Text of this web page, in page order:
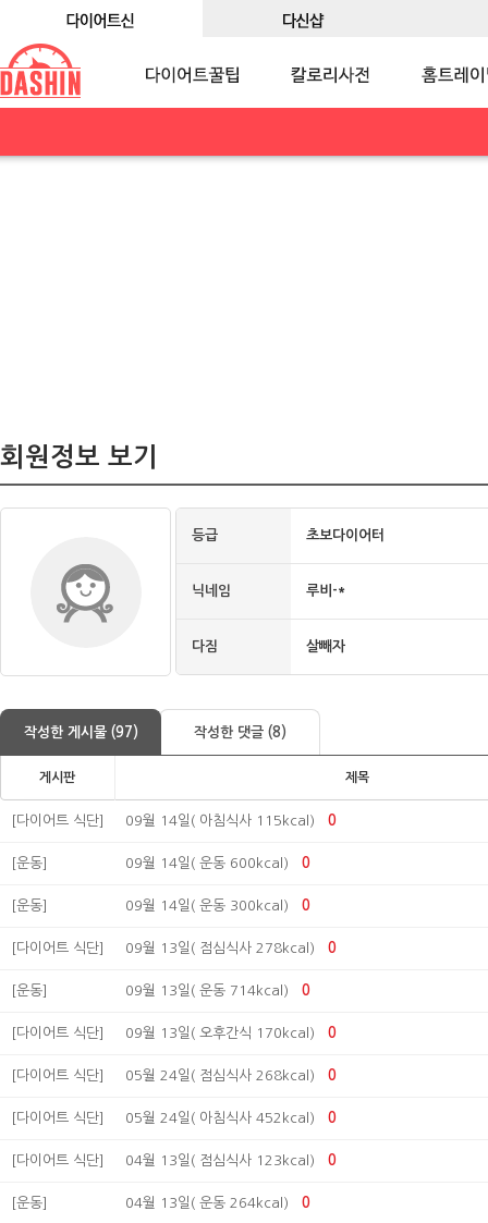
회원정보 보기
등급 초보다이어터
닉네임 루비-*
다짐 살빼자
작성한 게시물 (97) 작성한 댓글 (8)
게시판 제목
[다이어트 식단] 09월 14일( 아침식사 115kcal) 0
[운동] 09월 14일( 운동 600kcal) 0
[운동] 09월 14일( 운동 300kcal) 0
[다이어트 식단] 09월 13일( 점심식사 278kcal) 0
[운동] 09월 13일( 운동 714kcal) 0
[다이어트 식단] 09월 13일( 오후간식 170kcal) 0
[다이어트 식단] 05월 24일( 점심식사 268kcal) 0
[다이어트 식단] 05월 24일( 아침식사 452kcal) 0
[다이어트 식단] 04월 13일( 점심식사 123kcal) 0
[운동] 04월 13일( 운동 264kcal) 0